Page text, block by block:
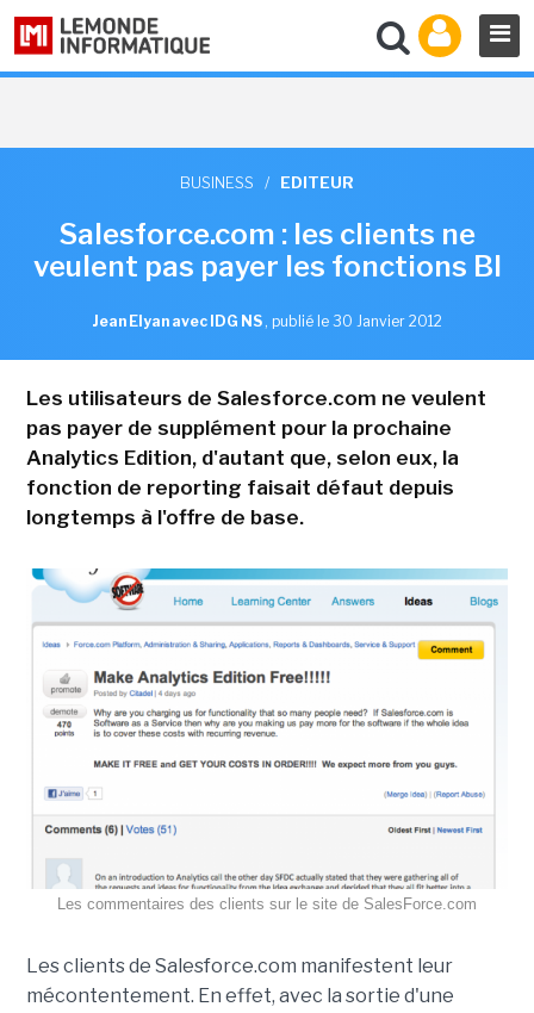
BUSINESS / EDITEUR
Salesforce.com : les clients ne
veulent pas payer les fonctions BI
Jean Elyan avec IDG NS , publié le 30 Janvier 2012
Les utilisateurs de Salesforce.com ne veulent
pas payer de supplément pour la prochaine
Analytics Edition, d'autant que, selon eux, la
fonction de reporting faisait défaut depuis
longtemps à l'offre de base.
Les commentaires des clients sur le site de SalesForce.com
Les clients de Salesforce.com manifestent leur
mécontentement. En effet, avec la sortie d'une